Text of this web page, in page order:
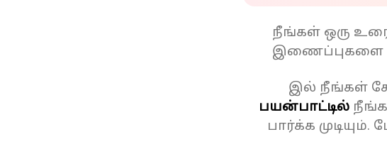
நீங்கள் ஒரு
இணைப்புகளை
இல் நீங்கள்
பயன்பாட்டில்
பார்க்க முடியும்.